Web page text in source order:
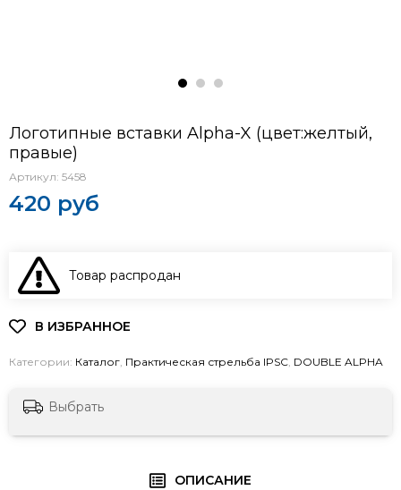
Логотипные вставки Alpha-X (цвет:желтый,
правые)
Артикул: 5458
420 руб
Товар распродан
Категории: Каталог, Практическая стрельба IPSC, DOUBLE ALPHA
Выбрать
ОПИСАНИЕ